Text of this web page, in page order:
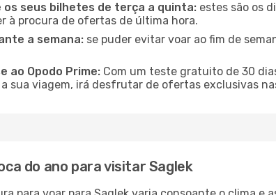
os seus bilhetes de terça a quinta: estes são os
à procura de ofertas de última hora.
a semana: se puder evitar voar ao fim de
ao Opodo Prime: Com um teste gratuito de 30
sua viagem, irá desfrutar de ofertas exclusivas
do ano para visitar Saglek